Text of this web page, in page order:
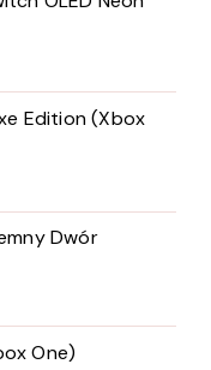
Edition (Xbox
Dwór
One)